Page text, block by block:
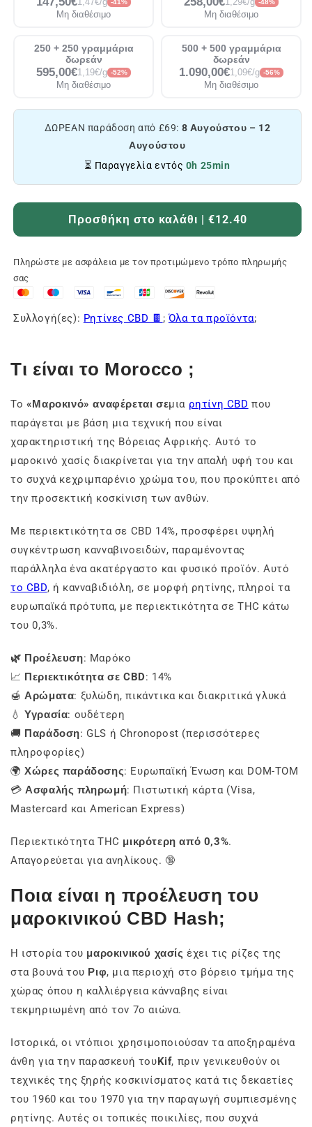
1,47€/g -41%
Μη διαθέσιμο
1,29€/g -48%
Μη διαθέσιμο
250 + 250 γραμμάρια
δωρεάν
595,00€1,19€/g -52%
Μη διαθέσιμο
500 + 500 γραμμάρια
δωρεάν
1.090,00€1,09€/g -56%
Μη διαθέσιμο
ΔΩΡΕΑΝ παράδοση από £69: 8 Αυγούστου – 12
Αυγούστου
⏳ Παραγγελία εντός 0h 25min
Προσθήκη στο καλάθι | €12.40
Πληρώστε με ασφάλεια με τον προτιμώμενο τρόπο πληρωμής
σας
Συλλογή(ες): Ρητίνες CBD 🍫 ; Όλα τα προϊόντα;
Τι είναι το Morocco ;
Το «Μαροκινό» αναφέρεται σεμια ρητίνη CBD που
παράγεται με βάση μια τεχνική που είναι
χαρακτηριστική της Βόρειας Αφρικής. Αυτό το
μαροκινό χασίς διακρίνεται για την απαλή υφή του και
το συχνά κεχριμπαρένιο χρώμα του, που προκύπτει από
την προσεκτική κοσκίνιση των ανθών.
Με περιεκτικότητα σε CBD 14%, προσφέρει υψηλή
συγκέντρωση κανναβινοειδών, παραμένοντας
παράλληλα ένα ακατέργαστο και φυσικό προϊόν. Αυτό
το CBD, ή κανναβιδιόλη, σε μορφή ρητίνης, πληροί τα
ευρωπαϊκά πρότυπα, με περιεκτικότητα σε THC κάτω
του 0,3%.
🌿 Προέλευση: Μαρόκο
📈 Περιεκτικότητα σε CBD: 14%
🍯Αρώματα: ξυλώδη, πικάντικα και διακριτικά γλυκά
💧Υγρασία: ουδέτερη
🚚 Παράδοση: GLS ή Chronopost (περισσότερες
πληροφορίες)
🌍Χώρες παράδοσης: Ευρωπαϊκή Ένωση και DOM-TOM
💳Ασφαλής πληρωμή: Πιστωτική κάρτα (Visa,
Mastercard και American Express)
Περιεκτικότητα THC μικρότερη από 0,3%.
Απαγορεύεται για ανηλίκους. 🔞
Ποια είναι η προέλευση του
μαροκινικού CBD Hash;
Η ιστορία του μαροκινικού χασίς έχει τις ρίζες της
στα βουνά του Ριφ, μια περιοχή στο βόρειο τμήμα της
χώρας όπου η καλλιέργεια κάνναβης είναι
τεκμηριωμένη από τον 7ο αιώνα.
Ιστορικά, οι ντόπιοι χρησιμοποιούσαν τα αποξηραμένα
άνθη για την παρασκευή τουKif, πριν γενικευθούν οι
τεχνικές της ξηρής κοσκινίσματος κατά τις δεκαετίες
του 1960 και του 1970 για την παραγωγή συμπιεσμένης
ρητίνης. Αυτές οι τοπικές ποικιλίες, που συχνά